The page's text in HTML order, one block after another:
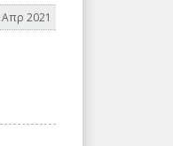
Απρ 2021